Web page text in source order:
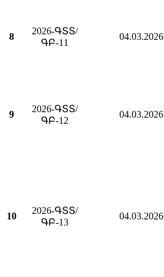
8
2026-ԳՏՏ/
ԳԲ-11
04.03.2026
9
2026-ԳՏՏ/
ԳԲ-12
04.03.2026
10
2026-ԳՏՏ/
ԳԲ-13
04.03.2026